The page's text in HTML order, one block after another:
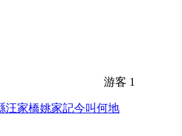
游客 1
汪家橋姚家記今叫何地